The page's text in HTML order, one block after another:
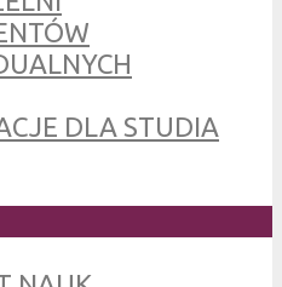
DLA STUDIA